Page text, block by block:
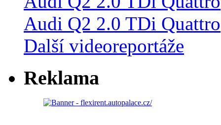
Audi Q2 2.0 TDi Quattro
Další videoreportáže
Reklama